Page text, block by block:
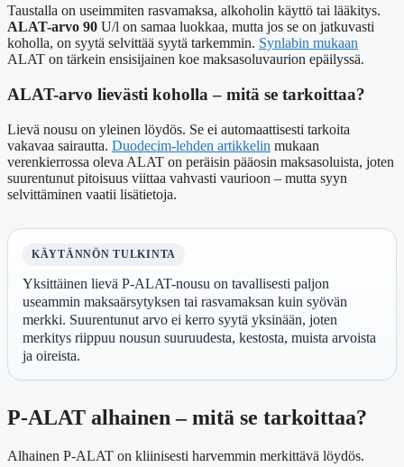
Taustalla on useimmiten rasvamaksa, alkoholin käyttö tai lääkitys.
ALAT-arvo 90 U/l on samaa luokkaa, mutta jos se on jatkuvasti
koholla, on syytä selvittää syytä tarkemmin. Synlabin mukaan
ALAT on tärkein ensisijainen koe maksasoluvaurion epäilyssä.
ALAT-arvo lievästi koholla – mitä se tarkoittaa?
Lievä nousu on yleinen löydös. Se ei automaattisesti tarkoita
vakavaa sairautta. Duodecim-lehden artikkelin mukaan
verenkierrossa oleva ALAT on peräisin pääosin maksasoluista, joten
suurentunut pitoisuus viittaa vahvasti vaurioon – mutta syyn
selvittäminen vaatii lisätietoja.
KÄYTÄNNÖN TULKINTA
Yksittäinen lievä P-ALAT-nousu on tavallisesti paljon
useammin maksaärsytyksen tai rasvamaksan kuin syövän
merkki. Suurentunut arvo ei kerro syytä yksinään, joten
merkitys riippuu nousun suuruudesta, kestosta, muista arvoista
ja oireista.
P-ALAT alhainen – mitä se tarkoittaa?
Alhainen P-ALAT on kliinisesti harvemmin merkittävä löydös.